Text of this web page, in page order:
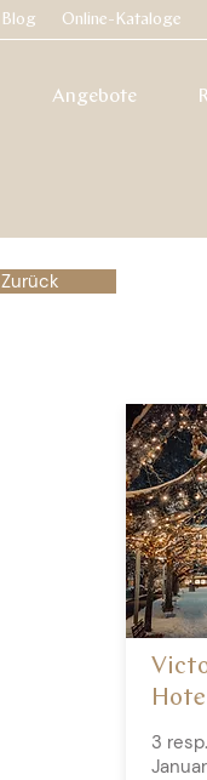
Blog Online-Kataloge
Angebote
Zurück
3